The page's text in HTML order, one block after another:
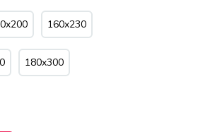
160x230
180x300